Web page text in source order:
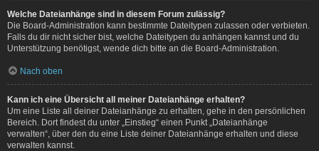
Welche Dateianhänge sind in diesem Forum zulässig?
Die Board-Administration kann bestimmte Dateitypen zulassen oder verbieten.
Falls du dir nicht sicher bist, welche Dateitypen du anhängen kannst und du
Unterstützung benötigst, wende dich bitte an die Board-Administration.
Nach oben
Kann ich eine Übersicht all meiner Dateianhänge erhalten?
Um eine Liste all deiner Dateianhänge zu erhalten, gehe in den persönlichen
Bereich. Dort findest du unter „Einstieg“ einen Punkt „Dateianhänge
verwalten“, über den du eine Liste deiner Dateianhänge erhalten und diese
verwalten kannst.